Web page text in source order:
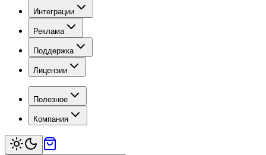
Интеграции
Реклама
Поддержка
Лицензии
Полезное
Компания